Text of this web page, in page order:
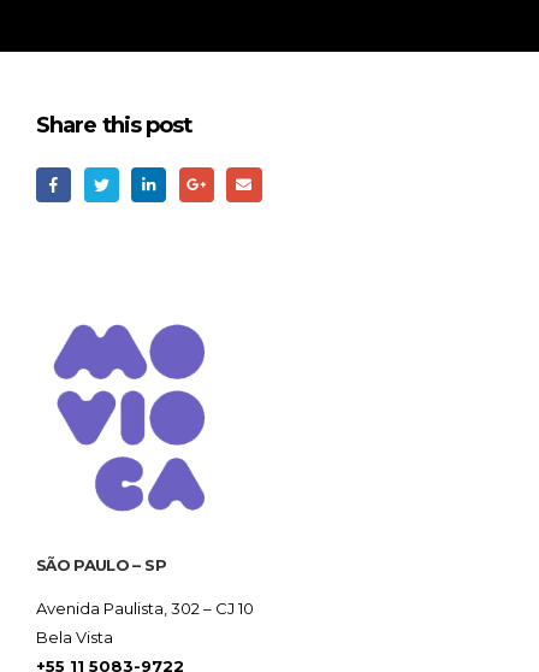
Share this post
SÃO PAULO – SP
Avenida Paulista, 302 – CJ 10
Bela Vista
+55 11 5083-9722